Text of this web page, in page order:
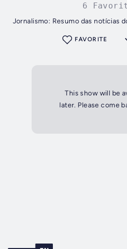
6
Jornalismo: Resumo das notícias
FAVORITE
This show will be
later. Please come